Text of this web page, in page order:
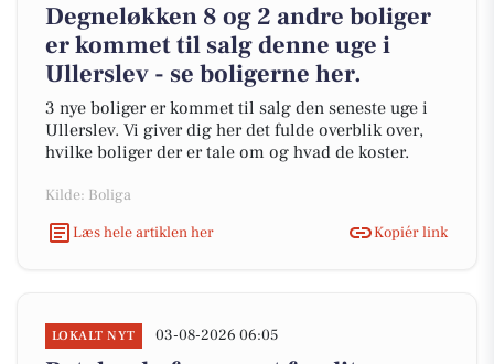
Degneløkken 8 og 2 andre boliger
er kommet til salg denne uge i
Ullerslev - se boligerne her.
3 nye boliger er kommet til salg den seneste uge i
Ullerslev. Vi giver dig her det fulde overblik over,
hvilke boliger der er tale om og hvad de koster.
Kilde: Boliga
Læs hele artiklen her
Kopiér link
LOKALT NYT 03-08-2026 06:05